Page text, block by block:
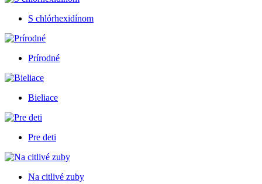
S chlórhexidínom
Prírodné
Bieliace
Pre deti
Na citlivé zuby